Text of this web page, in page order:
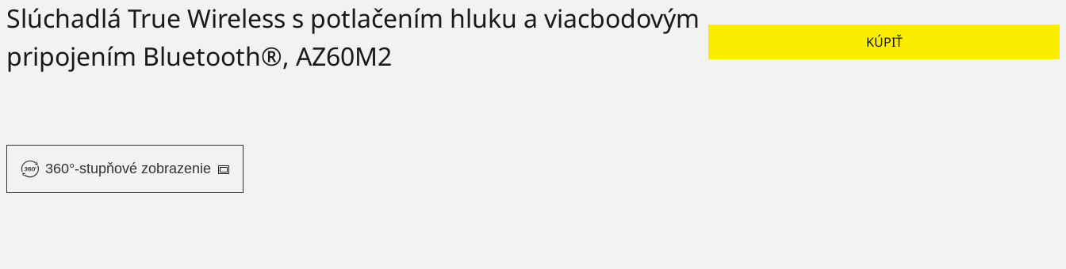
Slúchadlá True Wireless s potlačením hluku a viacbodovým
pripojením Bluetooth®, AZ60M2
360°-stupňové zobrazenie
KÚPIŤ